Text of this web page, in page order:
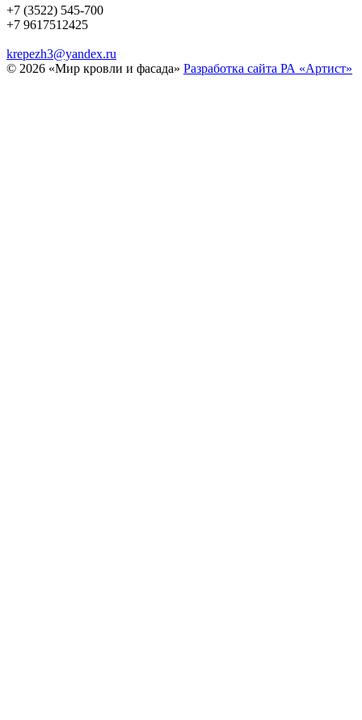
+7 (3522) 545-700
+7 9617512425
krepezh3@yandex.ru
© 2026 «Мир кровли и фасада» Разработка сайта РА «Артист»